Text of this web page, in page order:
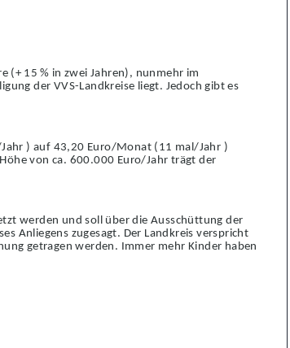
(+ 15 % in zwei Jahren), nunmehr im
der VVS-Landkreise liegt. Jedoch gibt es
) auf 43,20 Euro/Monat (11 mal/Jahr )
von ca. 600.000 Euro/Jahr trägt der
werden und soll über die Ausschüttung der
Anliegens zugesagt. Der Landkreis verspricht
getragen werden. Immer mehr Kinder haben